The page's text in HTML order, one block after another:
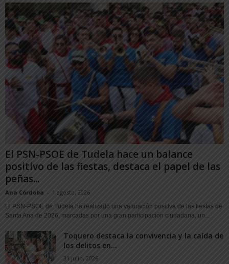
El PSN-PSOE de Tudela hace un balance
positivo de las fiestas, destaca el papel de las
peñas...
Ana Córdoba - 1 agosto, 2026
El PSN-PSOE de Tudela ha realizado una valoración positiva de las fiestas de
Santa Ana de 2026, marcadas por una gran participación ciudadana, un...
Toquero destaca la convivencia y la caída de
los delitos en...
31 julio, 2026